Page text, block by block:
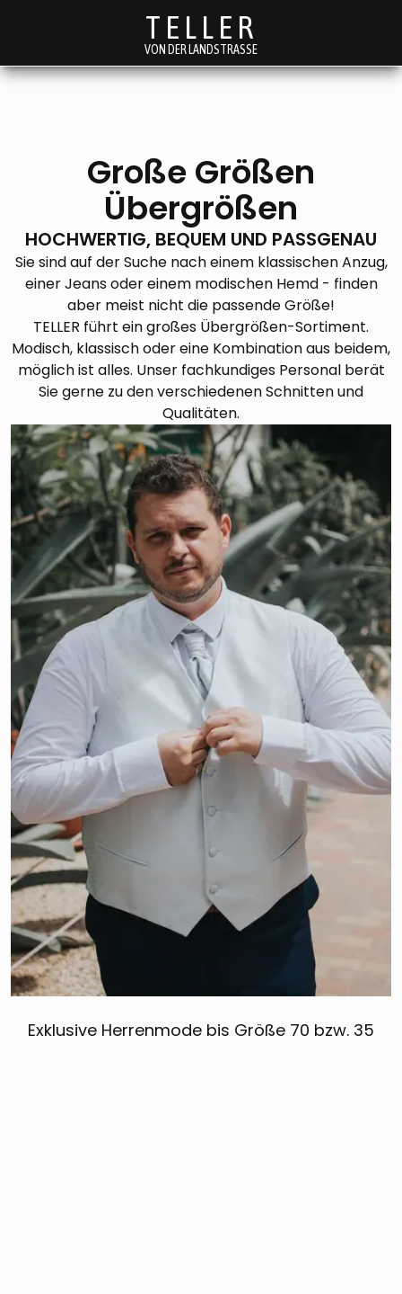
TELLER
VON DER LANDSTRASSE
Große Größen
Übergrößen
HOCHWERTIG, BEQUEM UND PASSGENAU
Sie sind auf der Suche nach einem klassischen Anzug,
einer Jeans oder einem modischen Hemd - finden
aber meist nicht die passende Größe!
TELLER führt ein großes Übergrößen-Sortiment.
Modisch, klassisch oder eine Kombination aus beidem,
möglich ist alles. Unser fachkundiges Personal berät
Sie gerne zu den verschiedenen Schnitten und
Qualitäten.
Exklusive Herrenmode bis Größe 70 bzw. 35